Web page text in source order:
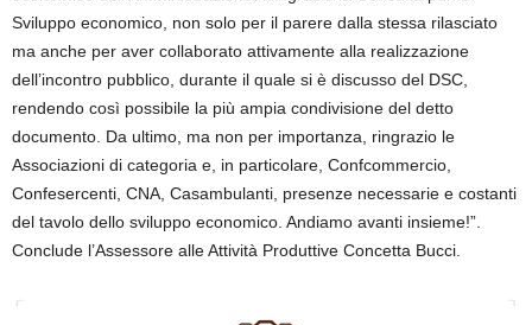
Sviluppo economico, non solo per il parere dalla stessa rilasciato
ma anche per aver collaborato attivamente alla realizzazione
dell’incontro pubblico, durante il quale si è discusso del DSC,
rendendo così possibile la più ampia condivisione del detto
documento. Da ultimo, ma non per importanza, ringrazio le
Associazioni di categoria e, in particolare, Confcommercio,
Confesercenti, CNA, Casambulanti, presenze necessarie e costanti
del tavolo dello sviluppo economico. Andiamo avanti insieme!”.
Conclude l’Assessore alle Attività Produttive Concetta Bucci.